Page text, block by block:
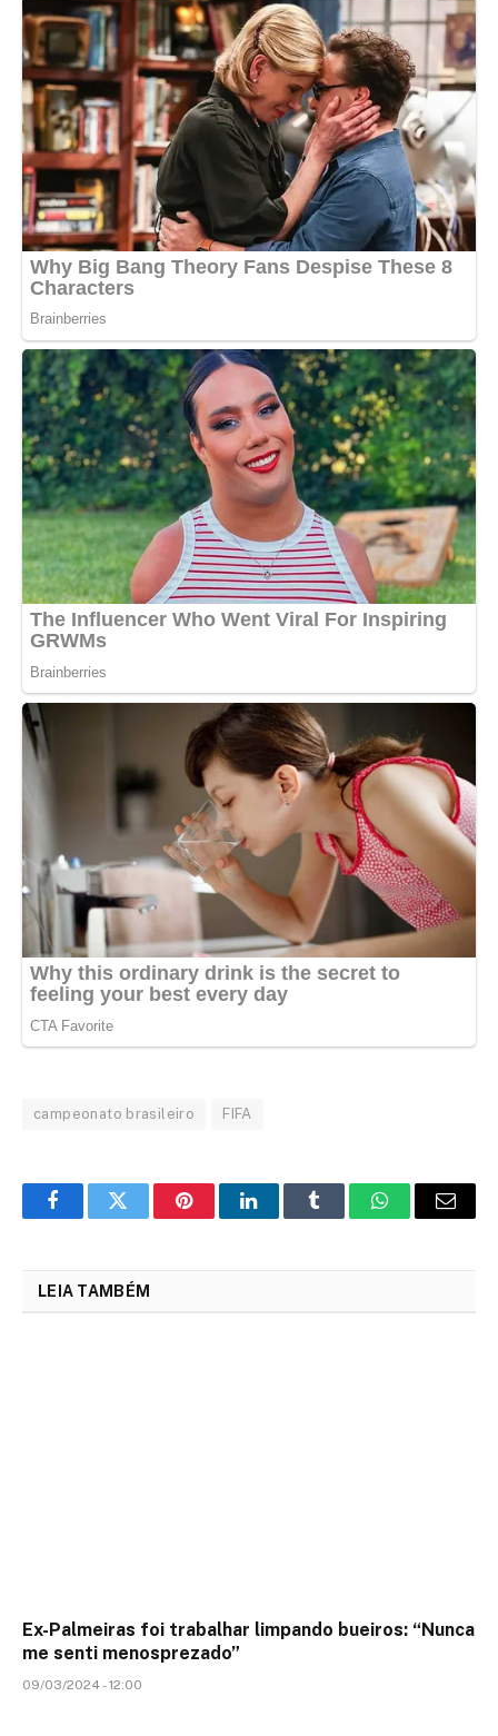
campeonato brasileiro FIFA
FacebookTwitter PinterestLinkedInTumblr WhatsAppEmail
LEIA TAMBÉM
Ex-Palmeiras foi trabalhar limpando bueiros: “Nunca
me senti menosprezado”
09/03/2024 - 12:00